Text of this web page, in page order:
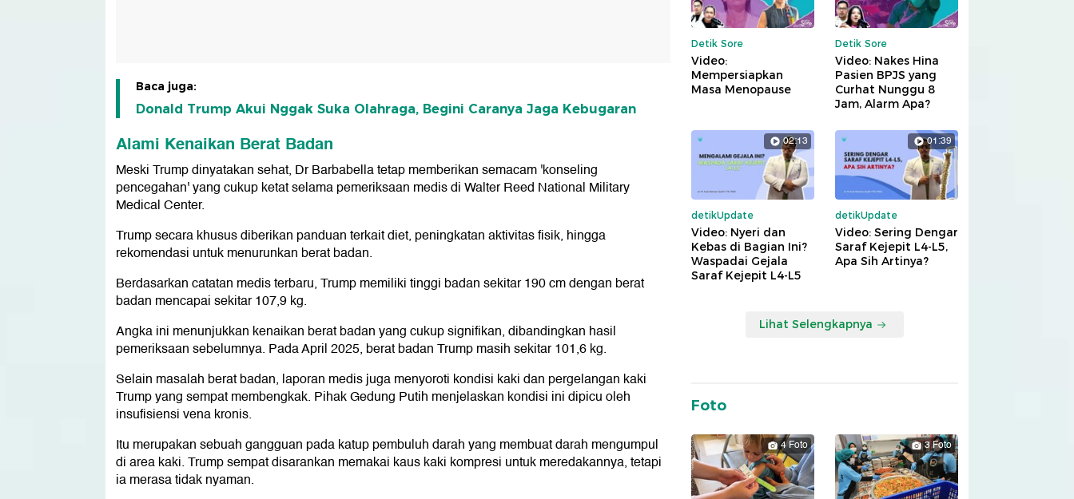
Baca juga:
Donald Trump Akui Nggak Suka Olahraga, Begini Caranya Jaga Kebugaran
Alami Kenaikan Berat Badan
Meski Trump dinyatakan sehat, Dr Barbabella tetap memberikan semacam 'konseling
pencegahan' yang cukup ketat selama pemeriksaan medis di Walter Reed National Military
Medical Center.
Trump secara khusus diberikan panduan terkait diet, peningkatan aktivitas fisik, hingga
rekomendasi untuk menurunkan berat badan.
Berdasarkan catatan medis terbaru, Trump memiliki tinggi badan sekitar 190 cm dengan berat
badan mencapai sekitar 107,9 kg.
Angka ini menunjukkan kenaikan berat badan yang cukup signifikan, dibandingkan hasil
pemeriksaan sebelumnya. Pada April 2025, berat badan Trump masih sekitar 101,6 kg.
Selain masalah berat badan, laporan medis juga menyoroti kondisi kaki dan pergelangan kaki
Trump yang sempat membengkak. Pihak Gedung Putih menjelaskan kondisi ini dipicu oleh
insufisiensi vena kronis.
Itu merupakan sebuah gangguan pada katup pembuluh darah yang membuat darah mengumpul
di area kaki. Trump sempat disarankan memakai kaus kaki kompresi untuk meredakannya, tetapi
ia merasa tidak nyaman.
Detik Sore
Video:
Mempersiapkan
Masa Menopause
Detik Sore
Video: Nakes Hina
Pasien BPJS yang
Curhat Nunggu 8
Jam, Alarm Apa?
02:13
detikUpdate
Video: Nyeri dan
Kebas di Bagian Ini?
Waspadai Gejala
Saraf Kejepit L4-L5
01:39
detikUpdate
Video: Sering Dengar
Saraf Kejepit L4-L5,
Apa Sih Artinya?
Lihat Selengkapnya
Foto
4 Foto 3 Foto